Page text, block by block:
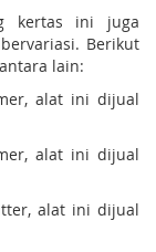
kertas ini juga
Berikut
lain:
alat ini dijual
alat ini dijual
alat ini dijual